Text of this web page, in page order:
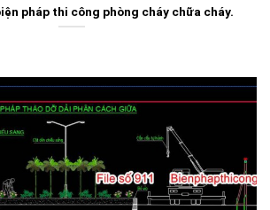
pháp thi công phòng cháy chữa cháy.